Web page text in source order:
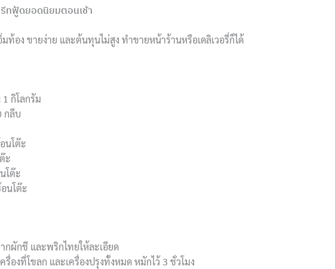
ทฟู้ดยอดนิยมตอนเช้า
ท้อง ขายง่าย และต้นทุนไม่สูง ทำขายหน้าร้านหรือเดลิเวอรี่ก็ได้
กิโลกรัม
กลีบ
นโต๊ะ
ะ
โต๊ะ
นโต๊ะ
กผักชี และพริกไทยให้ละเอียด
รื่องที่โขลก และเครื่องปรุงทั้งหมด หมักไว้ 3 ชั่วโมง